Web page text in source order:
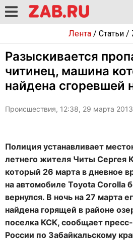
Лента/ Статьи/
Разыскивается
читинец, машина
найдена сгоревшей
Происшествия, 12:38, 29 марта 2013
Полиция устанавливает
летнего жителя Читы Сергея
который 26 марта в дневное
на автомобиле Toyota Corolla
вернулся. В ночь на 27 марта
найдена горящей в районе
поселка КСК, сообщает
России по Забайкальскому